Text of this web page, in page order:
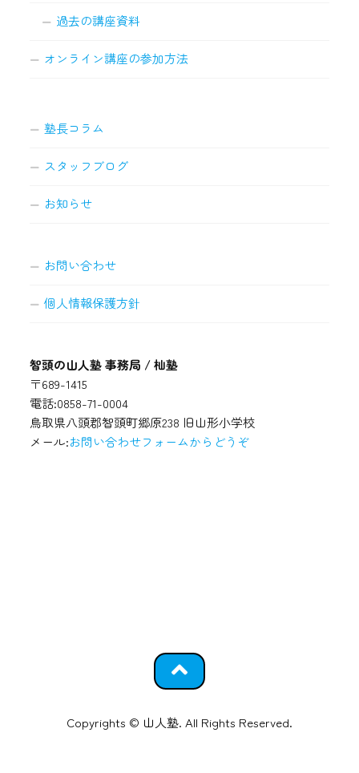
過去の講座資料
オンライン講座の参加方法
塾長コラム
スタッフブログ
お知らせ
お問い合わせ
個人情報保護方針
智頭の山人塾 事務局 / 杣塾
〒689-1415
電話:0858-71-0004
鳥取県八頭郡智頭町郷原238 旧山形小学校
メール:お問い合わせフォームからどうぞ
Copyrights © 山人塾. All Rights Reserved.